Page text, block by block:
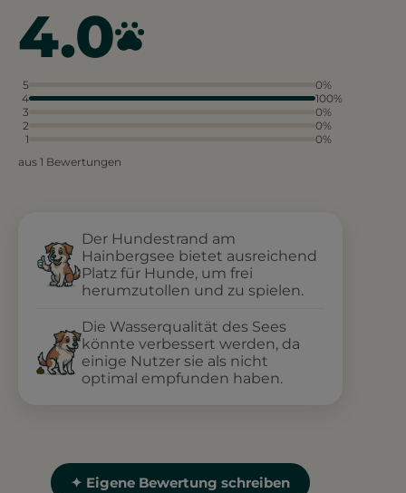
4.0
5
0%
4
100%
3
0%
2
0%
1
0%
aus 1 Bewertungen
Der Hundestrand am
Hainbergsee bietet ausreichend
Platz für Hunde, um frei
herumzutollen und zu spielen.
Die Wasserqualität des Sees
könnte verbessert werden, da
einige Nutzer sie als nicht
optimal empfunden haben.
✦ Eigene Bewertung schreiben